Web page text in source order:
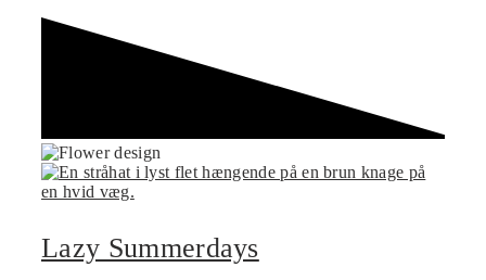
Lazy Summerdays